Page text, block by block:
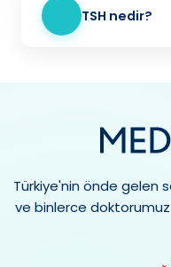
TSH nedir?
Türkiye'nin önde gelen
ve binlerce doktorumuz